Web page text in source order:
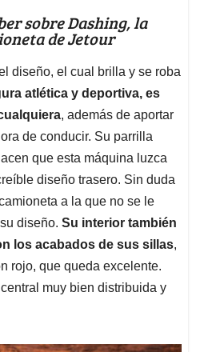
sobre Dashing, la
de Jetour
diseño, el cual brilla y se roba
atlética y deportiva, es
, además de aportar
de conducir. Su parrilla
que esta máquina luzca
diseño trasero. Sin duda
a la que no se le
diseño. Su interior también
los acabados de sus sillas,
rojo, que queda excelente.
muy bien distribuida y